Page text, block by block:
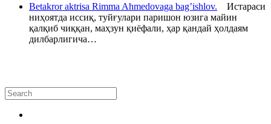
Betakror aktrisa Rimma Ahmedovaga bag’ishlov. Истараси
ниҳоятда иссиқ, туйғулари паришон юзига майин
қалқиб чиққан, маҳзун қиёфали, ҳар қандай ҳолдаям
дилбарлигича…